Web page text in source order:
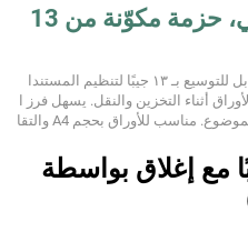
F6413-D | ملف توسيعي، حزمة مكوّنة من 13
٣. لماذا تختار هذا المنتج؟ تصميم ملف قابل للتوسيع بـ ١٣ جيبًا لتنظيم المستندا
أثناء التخزين والنقل. يسهل فرز ا
لمستندات حسب الفئة أو المشروع أو الموضوع. مناسب للأوراق بحجم A4 والتقا
بـ13 جيبًا مع إغلاق بواسطة